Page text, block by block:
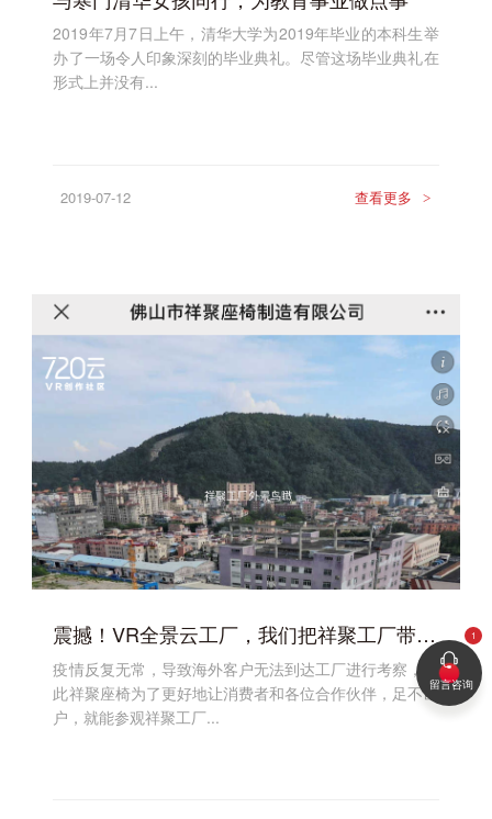
2019年7月7日上午，清华大学为2019年毕业的本科生举
办了一场令人印象深刻的毕业典礼。尽管这场毕业典礼在
形式上并没有...
2019-07-12 查看更多 >
震撼！VR全景云工厂，我们把祥聚工厂带到您的眼前！
疫情反复无常，导致海外客户无法到达工厂进行考察，因
此祥聚座椅为了更好地让消费者和各位合作伙伴，足不出
户，就能参观祥聚工厂...
留言咨询